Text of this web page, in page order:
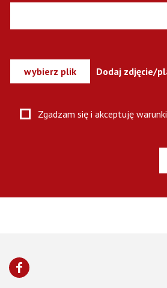
Zgadzam się i akceptuję warunki